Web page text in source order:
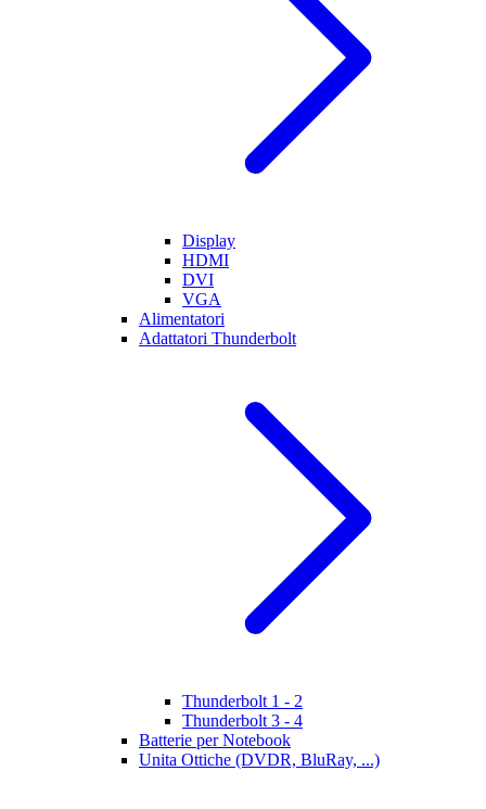
Display
HDMI
DVI
VGA
Alimentatori
Adattatori Thunderbolt
Thunderbolt 1 - 2
Thunderbolt 3 - 4
Batterie per Notebook
Unita Ottiche (DVDR, BluRay, ...)